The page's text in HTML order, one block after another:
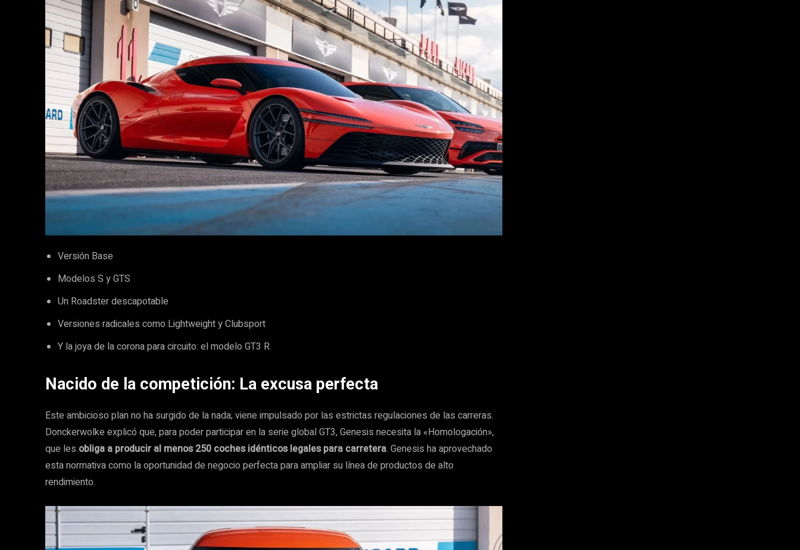
Versión Base
Modelos S y GTS
Un Roadster descapotable
Versiones radicales como Lightweight y Clubsport
Y la joya de la corona para circuito: el modelo GT3 R.
Nacido de la competición: La excusa perfecta
Este ambicioso plan no ha surgido de la nada; viene impulsado por las estrictas regulaciones de las carreras.
Donckerwolke explicó que, para poder participar en la serie global GT3, Genesis necesita la «Homologación»,
que les obliga a producir al menos 250 coches idénticos legales para carretera. Genesis ha aprovechado
esta normativa como la oportunidad de negocio perfecta para ampliar su línea de productos de alto
rendimiento.